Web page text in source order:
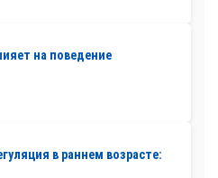
на поведение
в раннем возрасте: